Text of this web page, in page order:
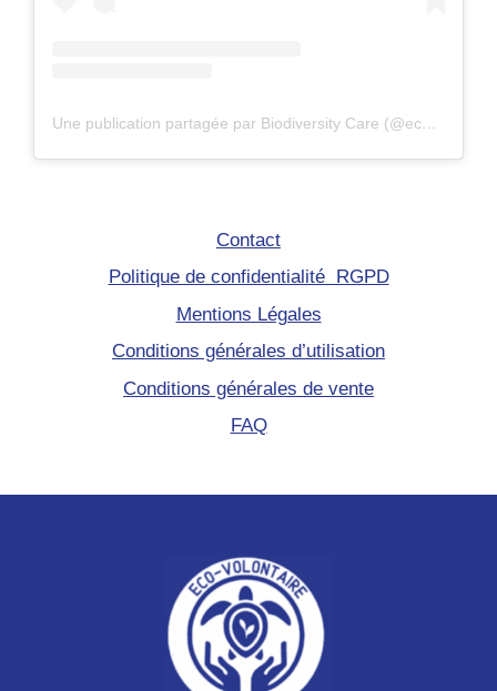
Une publication partagée par Biodiversity Care (@eco.volontaire)
Contact
Politique de confidentialité RGPD
Mentions Légales
Conditions générales d’utilisation
Conditions générales de vente
FAQ